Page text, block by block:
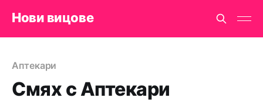
Нови вицове
Аптекари
Смях с Аптекари